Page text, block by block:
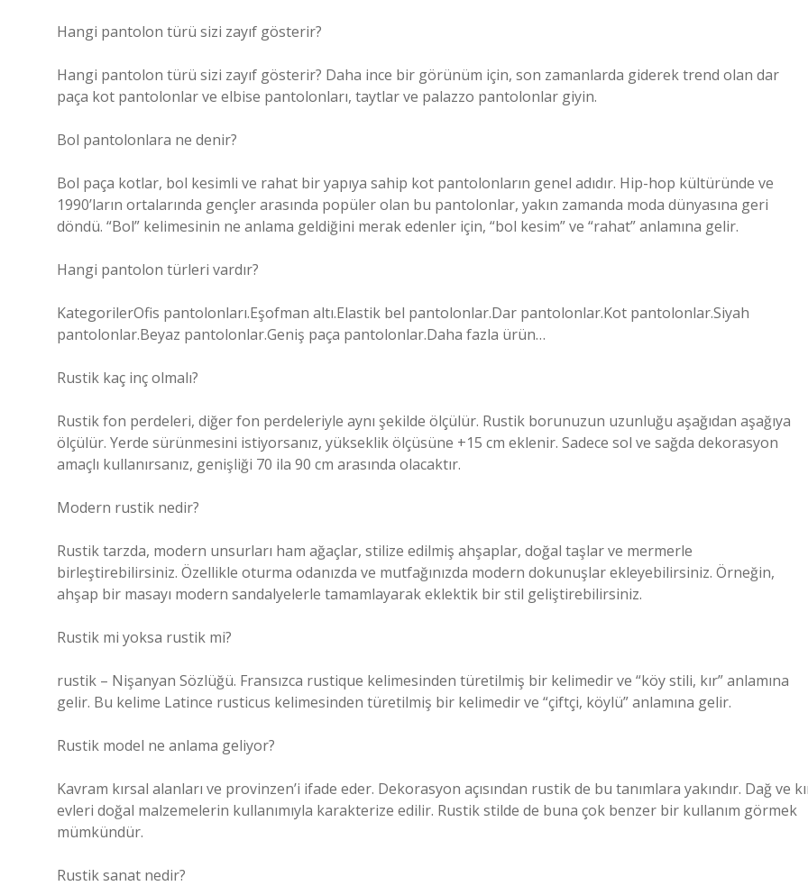
Hangi pantolon türü sizi zayıf gösterir?
Hangi pantolon türü sizi zayıf gösterir? Daha ince bir görünüm için, son zamanlarda giderek trend olan dar
paça kot pantolonlar ve elbise pantolonları, taytlar ve palazzo pantolonlar giyin.
Bol pantolonlara ne denir?
Bol paça kotlar, bol kesimli ve rahat bir yapıya sahip kot pantolonların genel adıdır. Hip-hop kültüründe ve
1990’ların ortalarında gençler arasında popüler olan bu pantolonlar, yakın zamanda moda dünyasına geri
döndü. “Bol” kelimesinin ne anlama geldiğini merak edenler için, “bol kesim” ve “rahat” anlamına gelir.
Hangi pantolon türleri vardır?
KategorilerOfis pantolonları.Eşofman altı.Elastik bel pantolonlar.Dar pantolonlar.Kot pantolonlar.Siyah
pantolonlar.Beyaz pantolonlar.Geniş paça pantolonlar.Daha fazla ürün…
Rustik kaç inç olmalı?
Rustik fon perdeleri, diğer fon perdeleriyle aynı şekilde ölçülür. Rustik borunuzun uzunluğu aşağıdan aşağıya
ölçülür. Yerde sürünmesini istiyorsanız, yükseklik ölçüsüne +15 cm eklenir. Sadece sol ve sağda dekorasyon
amaçlı kullanırsanız, genişliği 70 ila 90 cm arasında olacaktır.
Modern rustik nedir?
Rustik tarzda, modern unsurları ham ağaçlar, stilize edilmiş ahşaplar, doğal taşlar ve mermerle
birleştirebilirsiniz. Özellikle oturma odanızda ve mutfağınızda modern dokunuşlar ekleyebilirsiniz. Örneğin,
ahşap bir masayı modern sandalyelerle tamamlayarak eklektik bir stil geliştirebilirsiniz.
Rustik mi yoksa rustik mi?
rustik – Nişanyan Sözlüğü. Fransızca rustique kelimesinden türetilmiş bir kelimedir ve “köy stili, kır” anlamına
gelir. Bu kelime Latince rusticus kelimesinden türetilmiş bir kelimedir ve “çiftçi, köylü” anlamına gelir.
Rustik model ne anlama geliyor?
Kavram kırsal alanları ve provinzen’i ifade eder. Dekorasyon açısından rustik de bu tanımlara yakındır. Dağ ve
evleri doğal malzemelerin kullanımıyla karakterize edilir. Rustik stilde de buna çok benzer bir kullanım görmek
mümkündür.
Rustik sanat nedir?